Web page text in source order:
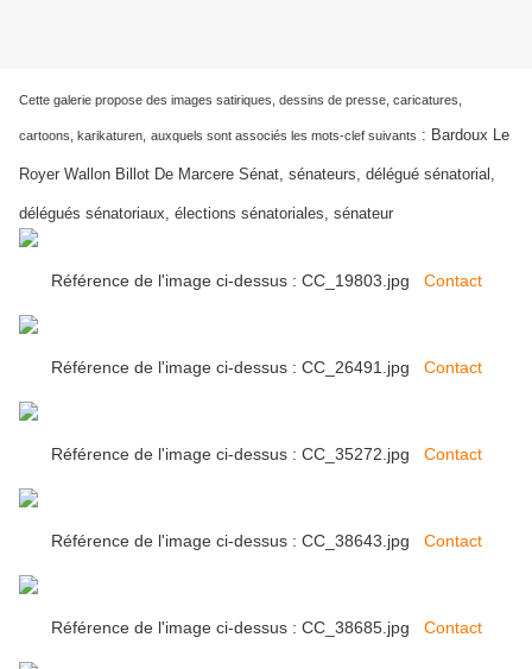
Cette galerie propose des images satiriques, dessins de presse, caricatures,
cartoons, karikaturen, auxquels sont associés les mots-clef suivants : Bardoux Le
Royer Wallon Billot De Marcere Sénat, sénateurs, délégué sénatorial,
délégués sénatoriaux, élections sénatoriales, sénateur
Référence de l'image ci-dessus : CC_19803.jpg Contact
Référence de l'image ci-dessus : CC_26491.jpg Contact
Référence de l'image ci-dessus : CC_35272.jpg Contact
Référence de l'image ci-dessus : CC_38643.jpg Contact
Référence de l'image ci-dessus : CC_38685.jpg Contact